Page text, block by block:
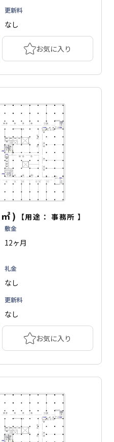
更新料
なし
お気に入り
㎡) 【用途：事務所 】
敷金
12ヶ月
礼金
なし
更新料
なし
お気に入り